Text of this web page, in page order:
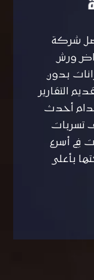
شركة
ورش
بدون
التقارير
أحدث
تسربات
في أسرع
بأعلى